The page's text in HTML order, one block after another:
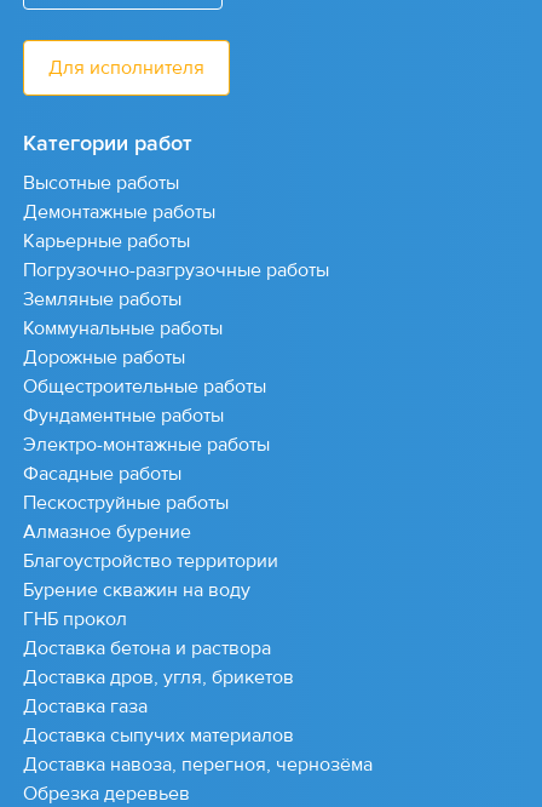
Для исполнителя
Категории работ
Высотные работы
Демонтажные работы
Карьерные работы
Погрузочно-разгрузочные работы
Земляные работы
Коммунальные работы
Дорожные работы
Общестроительные работы
Фундаментные работы
Электро-монтажные работы
Фасадные работы
Пескоструйные работы
Алмазное бурение
Благоустройство территории
Бурение скважин на воду
ГНБ прокол
Доставка бетона и раствора
Доставка дров, угля, брикетов
Доставка газа
Доставка сыпучих материалов
Доставка навоза, перегноя, чернозёма
Обрезка деревьев